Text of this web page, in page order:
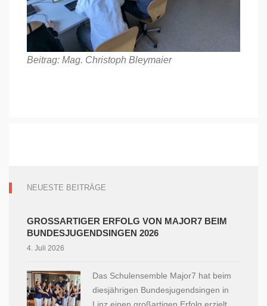
Beitrag: Mag. Christoph Bleymaier
NEUESTE BEITRÄGE
GROSSARTIGER ERFOLG VON MAJOR7 BEIM B
UNDESJUGENDSINGEN 2026
4. Juli 2026
Das Schulensemble Major7 hat beim
diesjährigen Bundesjugendsingen in